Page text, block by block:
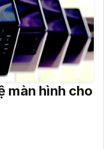
màn hình cho